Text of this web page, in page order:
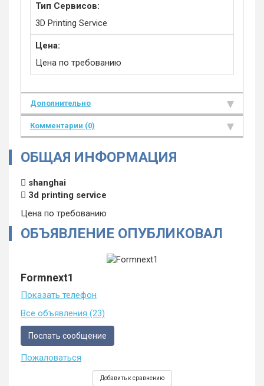
Тип Сервисов:
3D Printing Service
Цена:
Цена по требованию
Дополнительно
Продам
Комментарии (0)
Список комментариев пуст
Оставьте свой комментарий
ОБЩАЯ ИНФОРМАЦИЯ
shanghai
3d printing service
Цена по требованию
ОБЪЯВЛЕНИЕ ОПУБЛИКОВАЛ
Formnext1
Показать телефон
Все объявления (23)
Послать сообщение
Пожаловаться
Добавить к сравнению